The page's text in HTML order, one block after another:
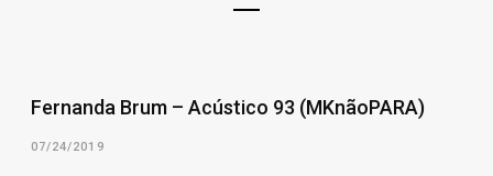
Fernanda Brum – Acústico 93 (MKnãoPARA)
07/24/2019